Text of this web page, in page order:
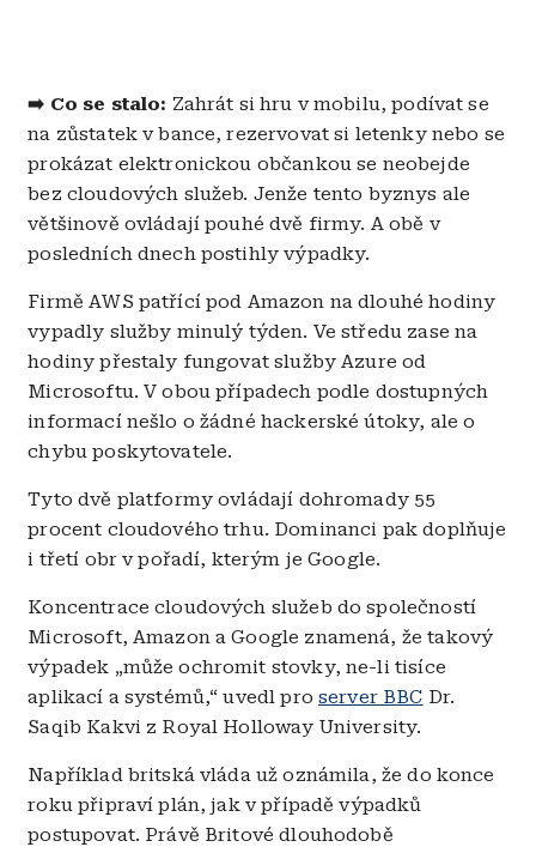
➡️ Co se stalo: Zahrát si hru v mobilu, podívat se
na zůstatek v bance, rezervovat si letenky nebo se
prokázat elektronickou občankou se neobejde
bez cloudových služeb. Jenže tento byznys ale
většinově ovládají pouhé dvě firmy. A obě v
posledních dnech postihly výpadky.
Firmě AWS patřící pod Amazon na dlouhé hodiny
vypadly služby minulý týden. Ve středu zase na
hodiny přestaly fungovat služby Azure od
Microsoftu. V obou případech podle dostupných
informací nešlo o žádné hackerské útoky, ale o
chybu poskytovatele.
Tyto dvě platformy ovládají dohromady 55
procent cloudového trhu. Dominanci pak doplňuje
i třetí obr v pořadí, kterým je Google.
Koncentrace cloudových služeb do společností
Microsoft, Amazon a Google znamená, že takový
výpadek „může ochromit stovky, ne-li tisíce
aplikací a systémů,“ uvedl proserver BBC Dr.
Saqib Kakvi z Royal Holloway University.
Například britská vláda už oznámila, že do konce
roku připraví plán, jak v případě výpadků
postupovat. Právě Britové dlouhodobě